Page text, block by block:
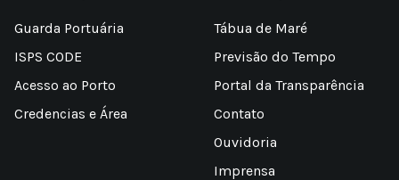
Guarda Portuária
ISPS CODE
Acesso ao Porto
Credencias e Área
Tábua de Maré
Previsão do Tempo
Portal da Transparência
Contato
Ouvidoria
Imprensa